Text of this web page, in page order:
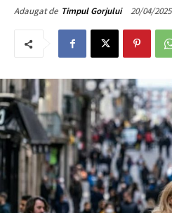
Adaugat de Timpul Gorjului 20/04/2025